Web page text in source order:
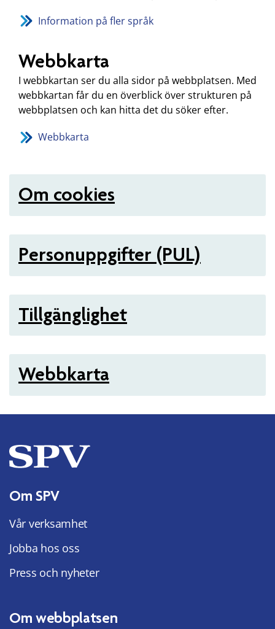
Information på fler språk
Webbkarta
I webbkartan ser du alla sidor på webbplatsen. Med
webbkartan får du en överblick över strukturen på
webbplatsen och kan hitta det du söker efter.
Webbkarta
Om cookies
Personuppgifter (PUL)
Tillgänglighet
Webbkarta
Om SPV
Vår verksamhet
Jobba hos oss
Press och nyheter
Om webbplatsen